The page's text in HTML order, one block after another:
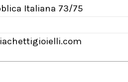
Italiana 73/75